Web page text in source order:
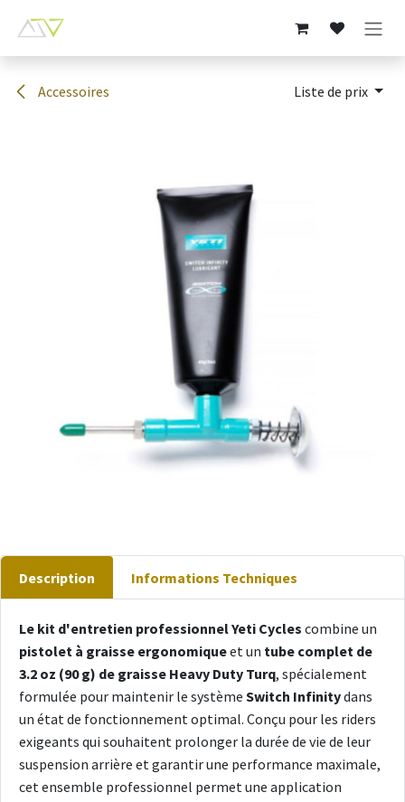
Accessoires Liste de prix
Description Informations Techniques
Le kit d'entretien professionnel Yeti Cycles combine un
pistolet à graisse ergonomiqueet un tube complet de
3.2 oz (90 g) de graisse Heavy Duty Turq, spécialement
formulée pour maintenir le système Switch Infinitydans
un état de fonctionnement optimal. Conçu pour les riders
exigeants qui souhaitent prolonger la durée de vie de leur
suspension arrière et garantir une performance maximale,
cet ensemble professionnel permet une application